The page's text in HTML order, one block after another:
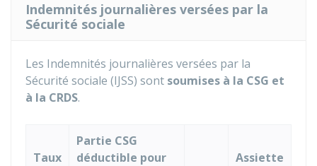
Indemnités journalières versées par la
Sécurité sociale
Les Indemnités journalières versées par la
Sécurité sociale (IJSS) sont soumises à la CSG et
à la CRDS.
Taux
Partie CSG
déductible pour
Assiette